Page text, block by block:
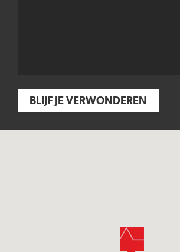
BLIJF JE VERWONDEREN